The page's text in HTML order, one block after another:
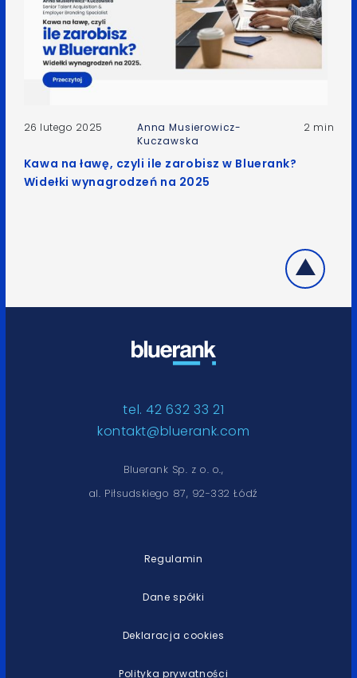
26 lutego 2025
Anna Musierowicz-
Kuczawska
2 min
Kawa na ławę, czyli ile zarobisz w Bluerank?
Widełki wynagrodzeń na 2025
tel. 42 632 33 21
kontakt@bluerank.com
Bluerank Sp. z o. o.,
al. Piłsudskiego 87, 92-332 Łódź
Regulamin
Dane spółki
Deklaracja cookies
Polityka prywatności